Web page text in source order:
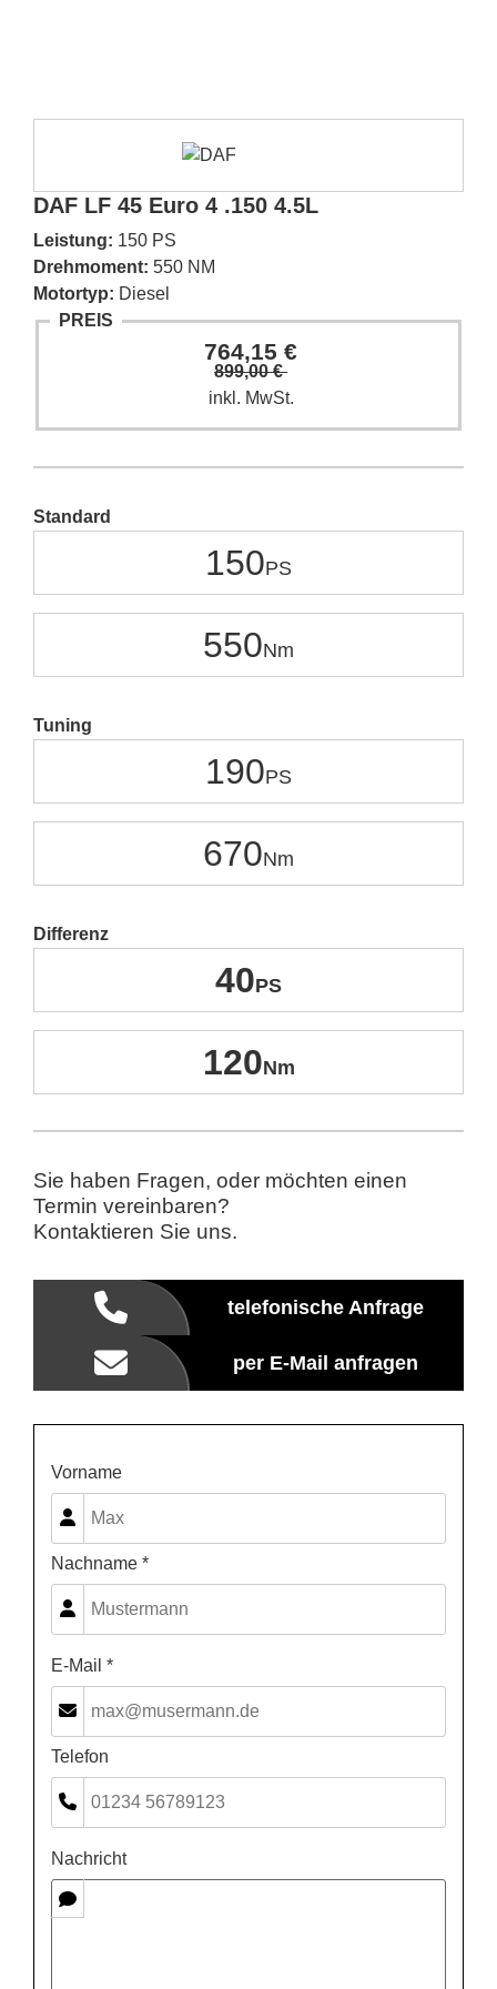
DAF LF 45 Euro 4 .150 4.5L
Leistung: 150 PS
Drehmoment: 550 NM
Motortyp: Diesel
PREIS
764,15 €
899,00 €
inkl. MwSt.
Standard
150
550
Tuning
190
670
Differenz
40
120
Sie haben Fragen, oder möchten einen
Termin vereinbaren?
Kontaktieren Sie uns.
telefonische Anfrage
per E-Mail anfragen
Vorname
Nachname *
E-Mail *
Telefon
Nachricht